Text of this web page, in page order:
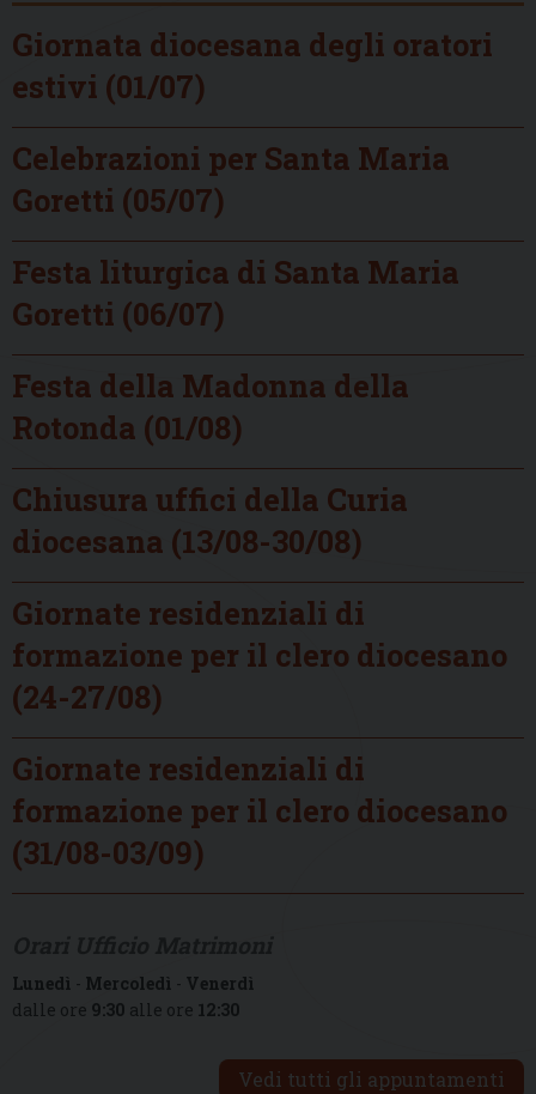
Giornata diocesana degli oratori
estivi (01/07)
Celebrazioni per Santa Maria
Goretti (05/07)
Festa liturgica di Santa Maria
Goretti (06/07)
Festa della Madonna della
Rotonda (01/08)
Chiusura uffici della Curia
diocesana (13/08-30/08)
Giornate residenziali di
formazione per il clero diocesano
(24-27/08)
Giornate residenziali di
formazione per il clero diocesano
(31/08-03/09)
Lunedì - Mercoledì - Venerdì
dalle ore 9:30 alle ore 12:30
Vedi tutti gli appuntamenti